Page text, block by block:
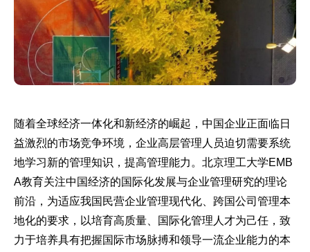
随着全球经济一体化和新经济的崛起，中国企业正面临日
益激烈的市场竞争环境，企业高层管理人员迫切需要系统
地学习新的管理知识，提高管理能力。北京理工大学EMB
A教育关注中国经济的国际化发展与企业管理研究的理论
前沿，为适应我国民营企业管理现代化、跨国公司管理本
地化的要求，以培育高质量、国际化管理人才为己任，致
力于培养具有把握国际市场脉搏和领导一流企业能力的本